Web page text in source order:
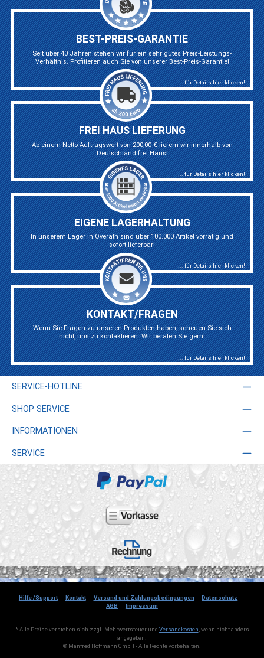
BEST-PREIS-GARANTIE
Seit über 40 Jahren stehen wir für ein sehr gutes Preis-Leistungs-
Verhältnis. Profitieren auch Sie von unserer Best-Preis-Garantie!
... für Details hier klicken!
FREI HAUS LIEFERUNG
Ab einem Netto-Auftragswert von 200,00 € liefern wir innerhalb von
Deutschland frei Haus!
... für Details hier klicken!
EIGENE LAGERHALTUNG
In unserem Lager in Overath sind über 100.000 Artikel vorrätig und
sofort lieferbar!
... für Details hier klicken!
KONTAKT/FRAGEN
Wenn Sie Fragen zu unseren Produkten haben, scheuen Sie sich
nicht, uns zu kontaktieren. Wir beraten Sie gern!
... für Details hier klicken!
SERVICE-HOTLINE
SHOP SERVICE
INFORMATIONEN
SERVICE
Hilfe /Support Kontakt Versand und Zahlungsbedingungen
Datenschutz
AGB
Impressum
* Alle Preise verstehen sich zzgl. Mehrwertsteuer und Versandkosten , wenn nicht anders
angegeben.
© Manfred Hoffmann GmbH - Alle Rechte vorbehalten.